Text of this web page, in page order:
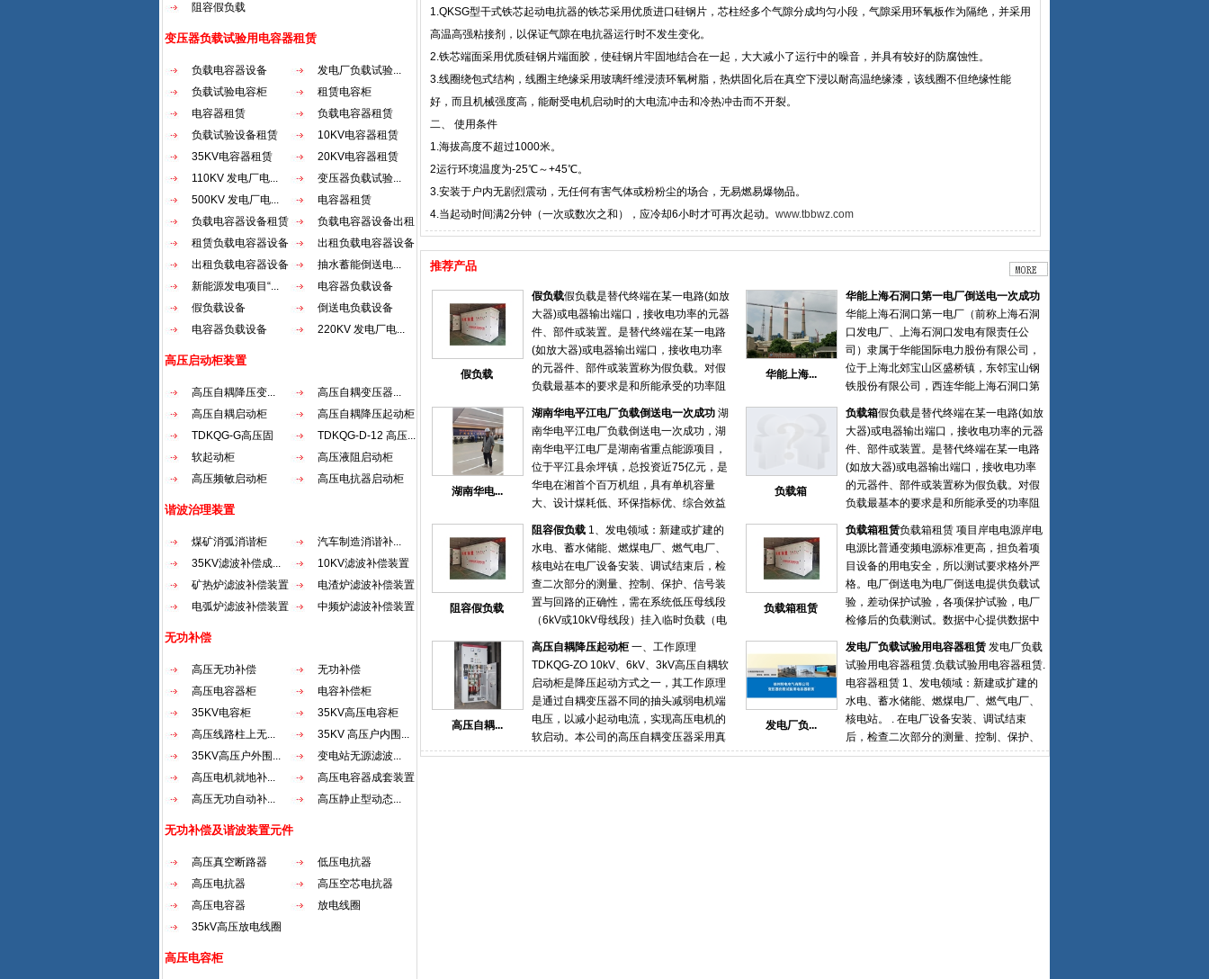
阻容假负载
变压器负载试验用电容器租赁
负载电容器设备
发电厂负载试验...
负载试验电容柜
租赁电容柜
电容器租赁
负载电容器租赁
负载试验设备租赁
10KV电容器租赁
35KV电容器租赁
20KV电容器租赁
110KV 发电厂电...
变压器负载试验...
500KV 发电厂电...
电容器租赁
负载电容器设备租赁
负载电容器设备出租
租赁负载电容器设备
出租负载电容器设备
出租负载电容器设备
抽水蓄能倒送电...
新能源发电项目“...
电容器负载设备
假负载设备
倒送电负载设备
电容器负载设备
220KV 发电厂电...
高压启动柜装置
高压自耦降压变...
高压自耦变压器...
高压自耦启动柜
高压自耦降压起动柜
TDKQG-G高压固
态...
TDKQG-D-12 高压...
软起动柜
高压液阻启动柜
高压频敏启动柜
高压电抗器启动柜
谐波治理装置
煤矿消弧消谐柜
汽车制造消谐补...
35KV滤波补偿成...
10KV滤波补偿装置
矿热炉滤波补偿装置
电渣炉滤波补偿装置
电弧炉滤波补偿装置
中频炉滤波补偿装置
无功补偿
高压无功补偿
无功补偿
高压电容器柜
电容补偿柜
35KV电容柜
35KV高压电容柜
高压线路柱上无...
35KV 高压户内围...
35KV高压户外围...
变电站无源滤波...
高压电机就地补...
高压电容器成套装置
高压无功自动补...
高压静止型动态...
无功补偿及谐波装置元件
高压真空断路器
低压电抗器
高压电抗器
高压空芯电抗器
高压电容器
放电线圈
35kV高压放电线圈
高压电容柜
1.QKSG型干式铁芯起动电抗器的铁芯采用优质进口硅钢片，芯柱经多个气隙分成均匀小段，气隙采用环氧板作为隔绝，并采用
高温高强粘接剂，以保证气隙在电抗器运行时不发生变化。
2.铁芯端面采用优质硅钢片端面胶，使硅钢片牢固地结合在一起，大大减小了运行中的噪音，并具有较好的防腐蚀性。
3.线圈绕包式结构，线圈主绝缘采用玻璃纤维浸渍环氧树脂，热烘固化后在真空下浸以耐高温绝缘漆，该线圈不但绝缘性能
好，而且机械强度高，能耐受电机启动时的大电流冲击和冷热冲击而不开裂。
二、 使用条件
1.海拔高度不超过1000米。
2运行环境温度为-25℃～+45℃。
3.安装于户内无剧烈震动，无任何有害气体或粉粉尘的场合，无易燃易爆物品。
4.当起动时间满2分钟（一次或数次之和），应冷却6小时才可再次起动。 www.tbbwz.com
推荐产品
假负载
假负载假负载是替代终端在某一电路(如放
大器)或电器输出端口，接收电功率的元器
件、部件或装置。是替代终端在某一电路
(如放大器)或电器输出端口，接收电功率
的元器件、部件或装置称为假负载。对假
负载最基本的要求是和所能承受的功率阻
抗匹配。通常在调试或检测机器性能时临
时使用的非正式的负载。假负载可以分为
电阻负载，电感负载，容性负载等。高频
发射电路的假负载主要是频率允许，阻抗
要匹配，并能承受发射的功率
华能上海...
华能上海石洞口第一电厂倒送电一次成功
华能上海石洞口第一电厂（前称上海石洞
口发电厂、上海石洞口发电有限责任公
司）隶属于华能国际电力股份有限公司，
位于上海北郊宝山区盛桥镇，东邻宝山钢
铁股份有限公司，西连华能上海石洞口第
二电厂、华能上海燃机电厂，北临长江，
对岸为崇明岛，占地62.7万平方米。 一厂
是“七五”期间国家重点工程建设项目，始
建于1985年7月，规划安装四台国产第一
批300MW 亚临界燃煤机组。1987年12
月，首台机组并网发电，1990年5月四台
机组全部建成投产，是上海首座百万千瓦
级的火力发电厂。徐州特电电气有限公司
中标上海石洞口第一电厂2台65万千瓦等
容量煤电替代项目负载箱装置。2022年8
月28日一次性倒送电成功，负载装置分别
安装在电厂5号机6号机配电房6kv母线
侧，经过一个17个小时的时间，用户准确
记录了启备变组运行之后的各项参数与技
术指标，为之后的正式送电提供了强力的
技术支持和依据
湖南华电...
湖南华电平江电厂负载倒送电一次成功 湖
南华电平江电厂负载倒送电一次成功，湖
南华电平江电厂是湖南省重点能源项目，
位于平江县余坪镇，总投资近75亿元，是
华电在湘首个百万机组，具有单机容量
大、设计煤耗低、环保指标优、综合效益
好等特点，经济、技术、环保各项指标处
于国内领先水平。 6月22日晚，湖南华电
平江电厂集控室内仍是一派忙碌，专业技
术人员正在紧张地调试设备。21点39分，
随着启备变低压侧开关合上，厂用10KV正
式受电，标志着湖南华电平江电厂建设迎
来重要里程碑节点，厂内机组设备实现通
电，电厂正式进入设备单体、系统调试阶
段 。“实现厂用电系统受电，将为后续机组
的单体调试、分部试运和整套启动提供有
力保障，为今年底机组投产奠定坚实基
础。徐州特电电气有限公司提供的一套可
调式电容器成套装置TBB10-40000-AKW
一次性投运成功，安装在电厂负载侧，经
负载箱
负载箱假负载是替代终端在某一电路(如放
大器)或电器输出端口，接收电功率的元器
件、部件或装置。是替代终端在某一电路
(如放大器)或电器输出端口，接收电功率
的元器件、部件或装置称为假负载。对假
负载最基本的要求是和所能承受的功率阻
抗匹配。通常在调试或检测机器性能时临
时使用的非正式的负载。假负载可以分为
电阻负载，电感负载，容性负载等。高频
发射电路的假负载主要是频率允许，阻抗
要匹配，并能承受发射的功率
阻容假负载
阻容假负载 1、发电领域：新建或扩建的
水电、蓄水储能、燃煤电厂、燃气电厂、
核电站在电厂设备安装、调试结束后，检
查二次部分的测量、控制、保护、信号装
置与回路的正确性，需在系统低压母线段
（6kV或10kV母线段）挂入临时负载（电
容器）进行倒送电试验，校核母差保护高
压备变间隔和备变差动保护、核相和极
性。真实模拟验证启备变带负载工况下保
护可靠性。服务项目：岸电电源岸电电源
比普通变频电源标准更高，担负着项目设
备的用电安全，所以测试要求格外严格。
电厂倒送电为电厂倒送电提供负载试验，
负载箱租赁
负载箱租赁负载箱租赁 项目岸电电源岸电
电源比普通变频电源标准更高，担负着项
目设备的用电安全，所以测试要求格外严
格。电厂倒送电为电厂倒送电提供负载试
验，差动保护试验，各项保护试验，电厂
检修后的负载测试。数据中心提供数据中
心假负载满载测试方案和测试报告。同时
提供负载租赁、租赁转购买等多种服务。
船厂精确检测船用发电机组的输出功率与
带载能力，协助船厂进行整船验收，系泊
试验、航行试验、负荷试验等。医院负载
系统可对应急、后备发电机组进行专业、
全面的检测维护，避免因医院断电二导致
高压自耦...
高压自耦降压起动柜一、工作原理
TDKQG-ZO 10kV、6kV、3kV高压自耦软
启动柜是降压起动方式之一，其工作原理
是通过自耦变压器不同的抽头减弱电机端
电压，以减小起动电流，实现高压电机的
软启动。本公司的高压自耦变压器采用真
空环氧浇注且设计裕量极大，连续起动不
发电厂负...
发电厂负载试验用电容器租赁 发电厂负载
试验用电容器租赁.负载试验用电容器租赁.
电容器租赁 1、发电领域：新建或扩建的
水电、蓄水储能、燃煤电厂、燃气电厂、
核电站。 . 在电厂设备安装、调试结束
后，检查二次部分的测量、控制、保护、
信号装置与回路的正确性， 需在系统低压